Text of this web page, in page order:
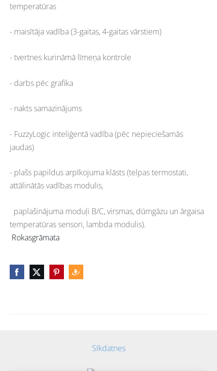
temperatūras
- maisītāja vadība (3-gaitas, 4-gaitas vārstiem)
- tvertnes kurināmā līmeņa kontrole
- darbs pēc grafika
- nakts samazinājums
- FuzzyLogic inteliģentā vadība (pēc nepieciešamās
jaudas)
- plašs papildus arpīkojuma klāsts (telpas termostati,
attālinātās vadības modulis,
paplašinājuma moduļi B/C, virsmas, dūmgāzu un ārgaisa
temperatūras sensori, lambda modulis).
Rokasgrāmata
Sīkdatnes